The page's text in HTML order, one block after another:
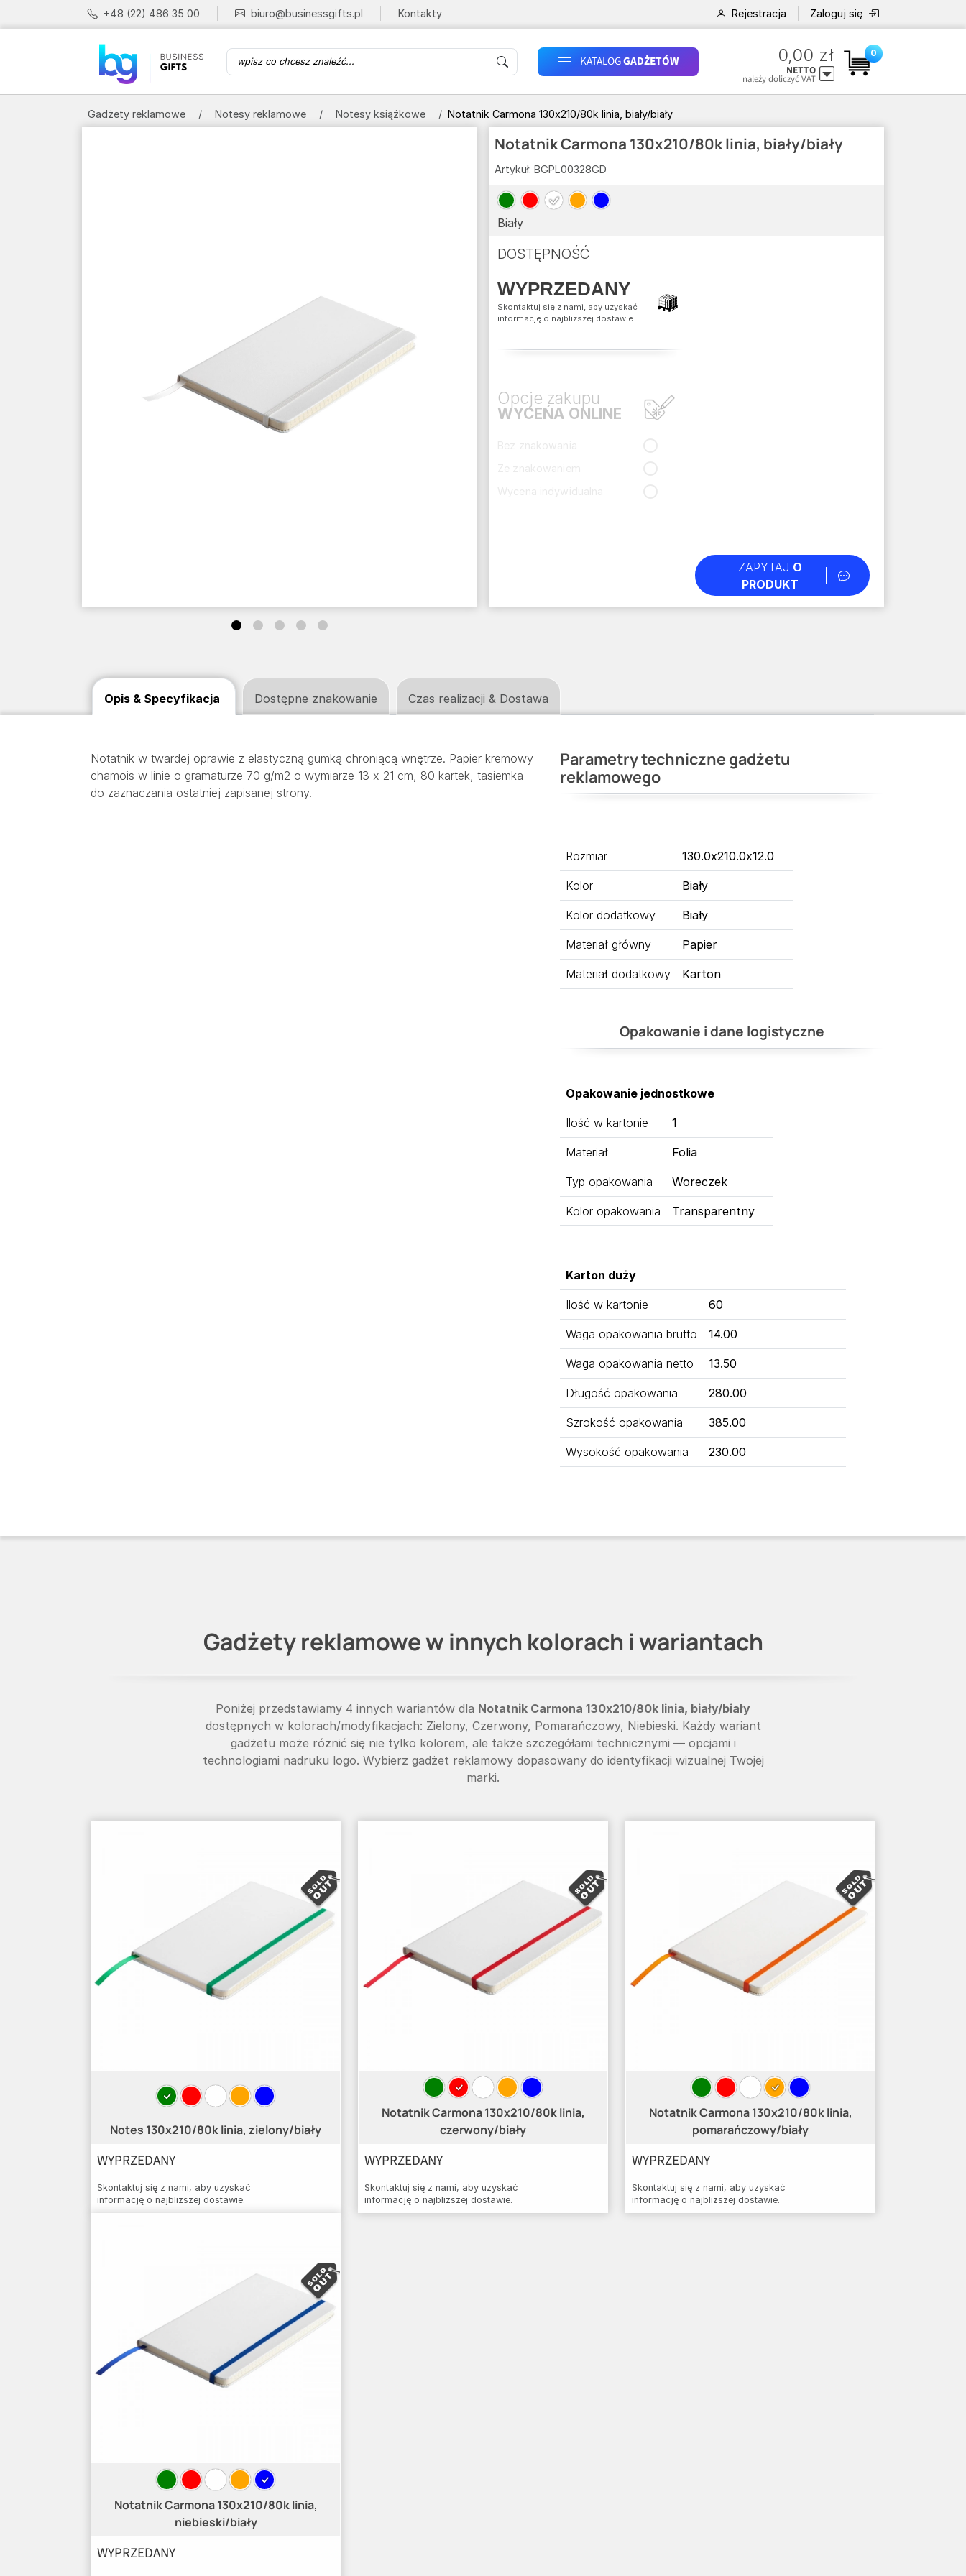
+48 (22) 486 35 00 biuro@businessgifts.pl Kontakty Rejestracja Zaloguj się
KATALOGGADŻETÓW 0,00 zł
NETTO
należy doliczyć VAT
0
Gadżety reklamowe Notesy reklamowe Notesy książkowe Notatnik Carmona 130x210/80k linia, biały/biały
Notatnik Carmona 130x210/80k linia, biały/biały
Notatnik w twardej oprawie z elastyczną gumką chroniącą wnętrze. Papier kremowy
chamois w linie o gramaturze 70 g/m2 o wymiarze 13 x 21 cm, 80 kartek, tasiemka
do zaznaczania ostatniej zapisanej strony.
Parametry techniczne gadżetu
reklamowego
Rozmiar 130.0x210.0x12.0
Kolor Biały
Kolor dodatkowy Biały
Materiał główny Papier
Materiał dodatkowy Karton
Opakowanie i dane logistyczne
Opakowanie jednostkowe
Ilość w kartonie 1
Materiał Folia
Typ opakowania Woreczek
Kolor opakowania Transparentny
Karton duży
Ilość w kartonie 60
Waga opakowania brutto 14.00
Waga opakowania netto 13.50
Długość opakowania 280.00
Szrokość opakowania 385.00
Wysokość opakowania 230.00
Gadżety reklamowe w innych kolorach i wariantach
Poniżej przedstawiamy 4 innych wariantów dla Notatnik Carmona 130x210/80k linia, biały/biały
dostępnych w kolorach/modyfikacjach: Zielony, Czerwony, Pomarańczowy, Niebieski. Każdy wariant
gadżetu może różnić się nie tylko kolorem, ale także szczegółami technicznymi — opcjami i
technologiami nadruku logo. Wybierz gadżet reklamowy dopasowany do identyfikacji wizualnej Twojej
marki.
Notes 130x210/80k linia, zielony/biały
WYPRZEDANY
Skontaktuj się z nami, aby uzyskać
informację o najbliższej dostawie.
Notatnik Carmona 130x210/80k linia,
czerwony/biały
WYPRZEDANY
Skontaktuj się z nami, aby uzyskać
informację o najbliższej dostawie.
Notatnik Carmona 130x210/80k linia,
pomarańczowy/biały
WYPRZEDANY
Skontaktuj się z nami, aby uzyskać
informację o najbliższej dostawie.
Notatnik Carmona 130x210/80k linia,
niebieski/biały
WYPRZEDANY
Opis & Specyfikacja Dostępne znakowanie Czas realizacji & Dostawa
Artykuł: BGPL00328GD
Biały
DOSTĘPNOŚĆ
WYPRZEDANY
Skontaktuj się z nami, aby uzyskać
informację o najbliższej dostawie.
Opcje zakupu
WYCEŃA ONLINE
ZAPYTAJ O
PRODUKT